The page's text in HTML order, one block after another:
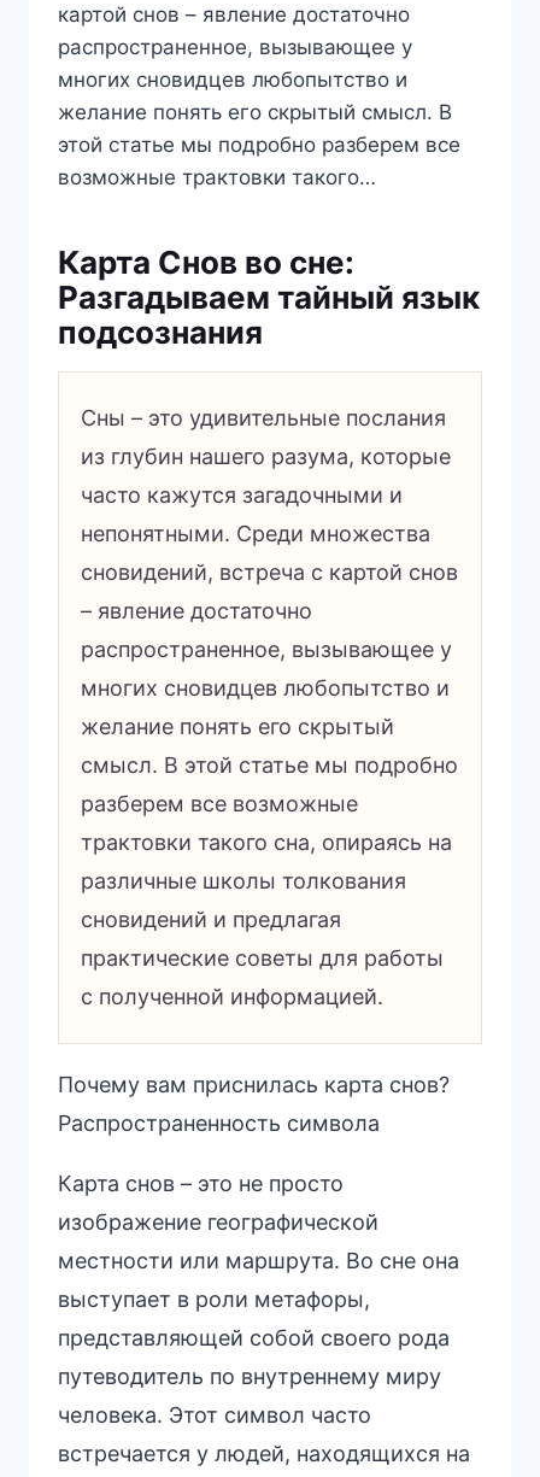
картой снов – явление достаточно
распространенное, вызывающее у
многих сновидцев любопытство и
желание понять его скрытый смысл. В
этой статье мы подробно разберем все
возможные трактовки такого…
Карта Снов во сне:
Разгадываем тайный язык
подсознания
Сны – это удивительные послания
из глубин нашего разума, которые
часто кажутся загадочными и
непонятными. Среди множества
сновидений, встреча с картой снов
– явление достаточно
распространенное, вызывающее у
многих сновидцев любопытство и
желание понять его скрытый
смысл. В этой статье мы подробно
разберем все возможные
трактовки такого сна, опираясь на
различные школы толкования
сновидений и предлагая
практические советы для работы
с полученной информацией.
Почему вам приснилась карта снов?
Распространенность символа
Карта снов – это не просто
изображение географической
местности или маршрута. Во сне она
выступает в роли метафоры,
представляющей собой своего рода
путеводитель по внутреннему миру
человека. Этот символ часто
встречается у людей, находящихся на